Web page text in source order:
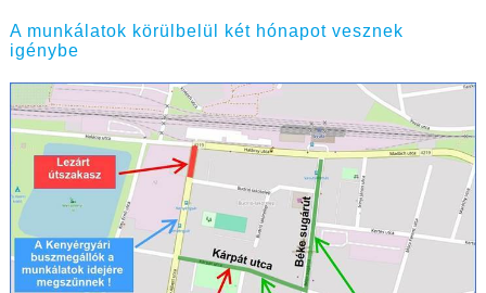
A munkálatok körülbelül két hónapot vesznek
igénybe